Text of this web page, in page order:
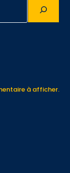
à afficher.